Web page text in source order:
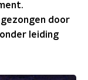
door
leiding